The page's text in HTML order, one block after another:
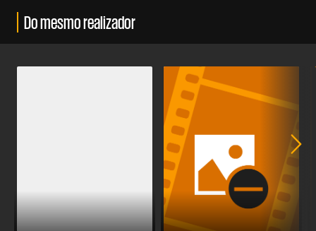
Do mesmo realizador